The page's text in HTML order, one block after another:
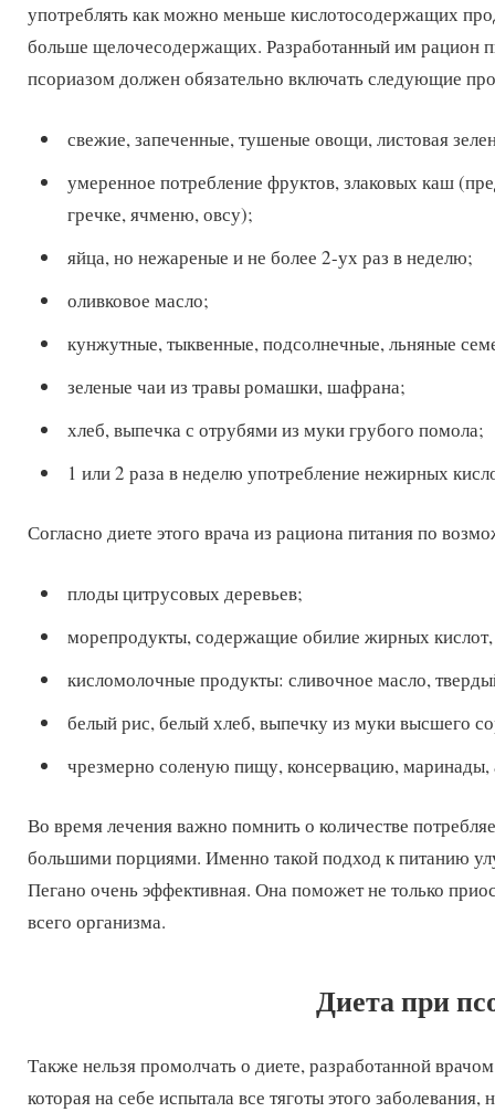
употреблять как можно меньше кислотосодержащих
больше щелочесодержащих. Разработанный им рацион
псориазом должен обязательно включать следующие
свежие, запеченные, тушеные овощи, листовая
умеренное потребление фруктов, злаковых каш
гречке, ячменю, овсу);
яйца, но нежареные и не более 2-ух раз в неделю;
оливковое масло;
кунжутные, тыквенные, подсолнечные, льняные
зеленые чаи из травы ромашки, шафрана;
хлеб, выпечка с отрубями из муки грубого помола;
1 или 2 раза в неделю употребление нежирных
Согласно диете этого врача из рациона питания по
плоды цитрусовых деревьев;
морепродукты, содержащие обилие жирных
кисломолочные продукты: сливочное масло,
белый рис, белый хлеб, выпечку из муки высшего
чрезмерно соленую пищу, консервацию, маринады,
Во время лечения важно помнить о количестве
большими порциями. Именно такой подход к питанию
Пегано очень эффективная. Она поможет не только
всего организма.
Диета при
Также нельзя промолчать о диете, разработанной
которая на себе испытала все тяготы этого заболевания,